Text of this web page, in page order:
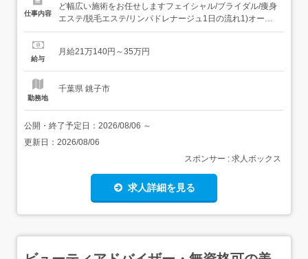
仕事内容
ど幅広い施術をお任せしますフェイシャル/ブライダル/痩身
エステ/脱毛エステ/リンパドレナージュ1日の流れ1)オープ
ン準備・清掃や備品チェック・お客様を気持ちよく迎える
針を共有3)接客・施術・笑顔でご挨拶・コースに沿った施
給与
月給21万140円～35万円
勤務地
千葉県 銚子市
公開・終了予定日： 2026/08/06 ～
更新日： 2026/08/06
スポンサー : 求人ボックス
求人詳細を見る